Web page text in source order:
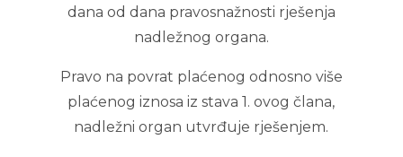
dana od dana pravosnažnosti rješenja
nadležnog organa.
Pravo na povrat plaćenog odnosno više
plaćenog iznosa iz stava 1. ovog člana,
nadležni organ utvrđuje rješenjem.